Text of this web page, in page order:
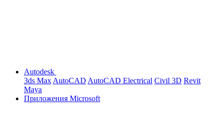
Autodesk
3ds Max AutoCAD AutoCAD Electrical Civil 3D Revit
Maya
Приложения Microsoft